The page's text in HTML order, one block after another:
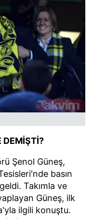
DEMİŞTİ?
Şenol Güneş,
basın
Takımla ve
Güneş, ilk
ilgili konuştu.